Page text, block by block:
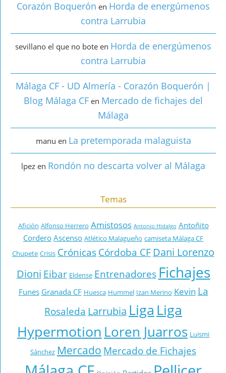
Corazón Boquerón en Horda de energúmenos
contra Larrubia
sevillano el que no bote en Horda de energúmenos
contra Larrubia
Málaga CF - UD Almería - Corazón Boquerón |
Blog Málaga CF en Mercado de fichajes del
Málaga
manu en La pretemporada malaguista
lpez en Rondón no descarta volver al Málaga
Temas
Afición Alfonso Herrero Amistosos Antonio Hidalgo Antoñito
CorderoAscenso Atlético Malagueño camiseta Málaga CF
Chupete Crisis Crónicas Córdoba CF Dani Lorenzo
Dioni Eibar Eldense Entrenadores Fichajes
Funes Granada CF Huesca Hummel Izan Merino Kevin La
Rosaleda Larrubia Liga Liga
Hypermotion Loren Juarros Luismi
Sánchez Mercado Mercado de Fichajes